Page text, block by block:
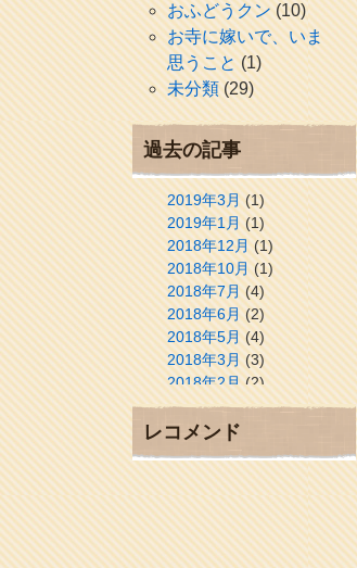
おふどうクン(10)
お寺に嫁いで、いま
思うこと(1)
未分類(29)
過去の記事
2019年3月(1)
2019年1月(1)
2018年12月(1)
2018年10月(1)
2018年7月(4)
2018年6月(2)
2018年5月(4)
2018年3月(3)
2018年2月(2)
2018年1月(2)
2017年12月
2017年10月(1)
2017年9月(4)
2017年8月(3)
2017年7月(1)
レコメンド